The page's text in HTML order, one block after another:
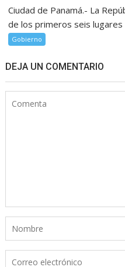
Ciudad de Panamá.- La
de los primeros seis lugares
Gobierno
DEJA UN COMENTARIO